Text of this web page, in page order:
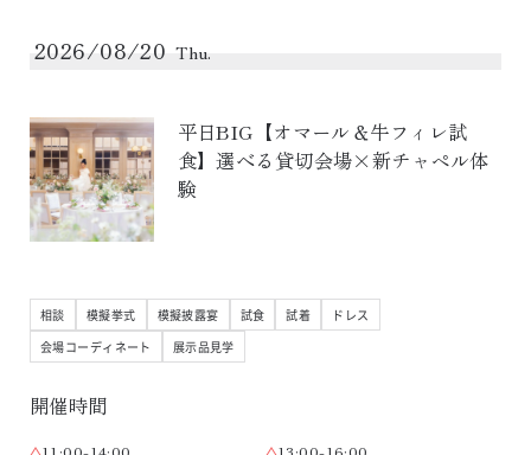
2026/08/20 Thu.
平日BIG【オマール＆牛フィレ試
食】選べる貸切会場×新チャペル体
験
相談 模擬挙式 模擬披露宴 試食 試着
ドレス
会場コーディネート
展示品見学
開催時間
11:00-14:00 13:00-16:00